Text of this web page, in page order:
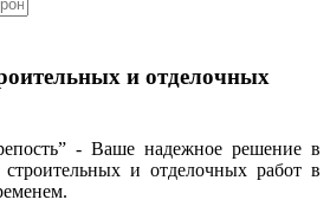
и отделочных
- Ваше надежное решение в
и отделочных работ в